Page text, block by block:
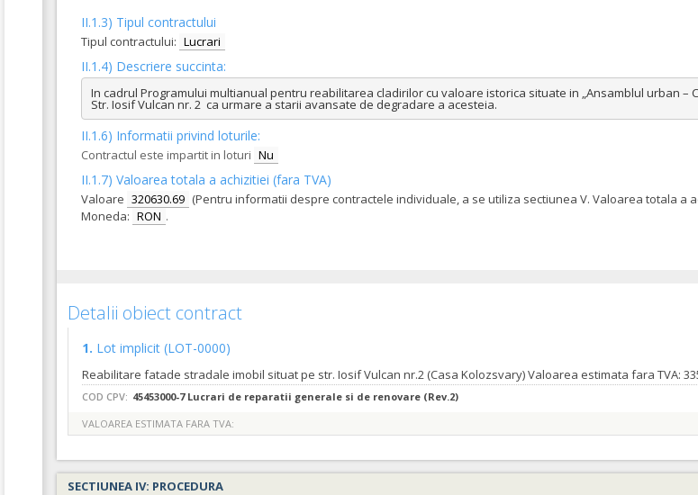
II.1.3) Tipul contractului
Tipul contractului: Lucrari
II.1.4) Descriere succinta:
In cadrul Programului multianual pentru reabilitarea cladirilor cu valoare istorica situate in „Ansamblul urban
Str. Iosif Vulcan nr. 2  ca urmare a starii avansate de degradare a acesteia.
II.1.6) Informatii privind loturile:
Contractul este impartit in loturi Nu
II.1.7) Valoarea totala a achizitiei (fara TVA)
Valoare 320630.69 (Pentru informatii despre contractele individuale, a se utiliza sectiunea V. Valoarea totala
Moneda: RON .
Detalii obiect contract
1. Lot implicit (LOT-0000)
Reabilitare fatade stradale imobil situat pe str. Iosif Vulcan nr.2 (Casa Kolozsvary) Valoarea estimata fara TVA:
COD CPV: 45453000-7 Lucrari de reparatii generale si de renovare (Rev.2)
VALOAREA ESTIMATA FARA TVA:
SECTIUNEA IV: PROCEDURA